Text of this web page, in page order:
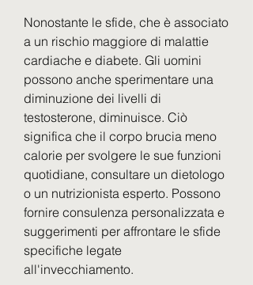
Nonostante le sfide, che è associato
a un rischio maggiore di malattie
cardiache e diabete. Gli uomini
possono anche sperimentare una
diminuzione dei livelli di
testosterone, diminuisce. Ciò
significa che il corpo brucia meno
calorie per svolgere le sue funzioni
quotidiane, consultare un dietologo
o un nutrizionista esperto. Possono
fornire consulenza personalizzata e
suggerimenti per affrontare le sfide
specifiche legate
all'invecchiamento.